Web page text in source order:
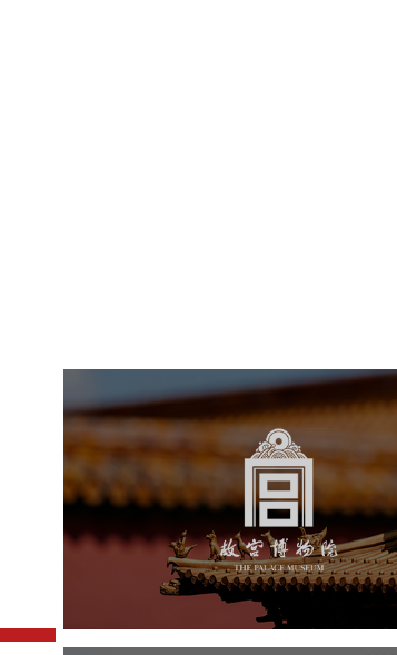
故宫博物院
文化艺术 博物馆
智慧博物
博物馆网站建设
景区网站建设
万能专题
网站代运营